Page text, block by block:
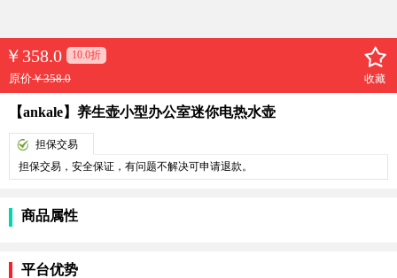
￥ 358.0 10.0折
原价￥358.0 收藏
【ankale】养生壶小型办公室迷你电热水壶
担保交易
担保交易，安全保证，有问题不解决可申请退款。
商品属性
平台优势